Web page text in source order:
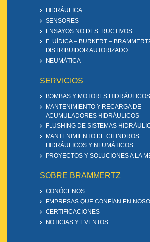
HIDRÁULICA
SENSORES
ENSAYOS NO DESTRUCTIVOS
FLUÍDICA – BURKERT –
DISTRIBUIDOR AUTORIZADO
NEUMÁTICA
SERVICIOS
BOMBAS Y MOTORES HIDRÁULICOS
MANTENIMIENTO Y RECARGA DE
ACUMULADORES HIDRÁULICOS
FLUSHING DE SISTEMAS
MANTENIMIENTO DE CILINDROS
HIDRÁULICOS Y NEUMÁTICOS
PROYECTOS Y SOLUCIONES A LA
SOBRE BRAMMERTZ
CONÓCENOS
EMPRESAS QUE CONFÍAN EN
CERTIFICACIONES
NOTICIAS Y EVENTOS